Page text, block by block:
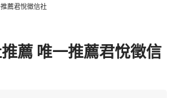
薦君悅徵信社
薦 唯一推薦君悅徵信